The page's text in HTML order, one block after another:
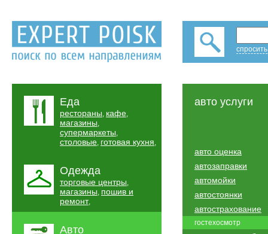
Еда
рестораны, кафе,
магазины,
супермаркеты,
столовые, готовая кухня,
Одежда
торговые центры,
магазины, пошив и
ремонт,
Авто
авто услуги
авто оценка
автозаправки
автомойки
автостоянки
автострахование
гостехосмотр